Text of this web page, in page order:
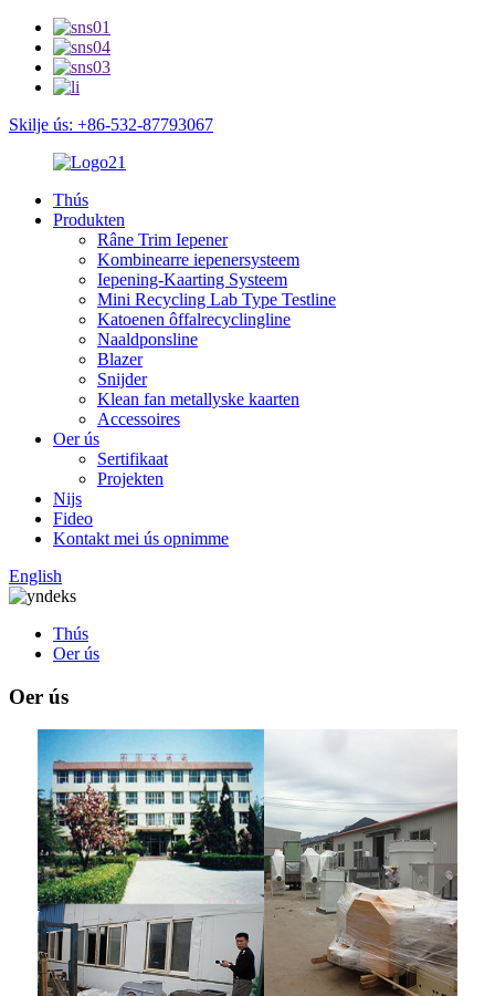
Skilje ús: +86-532-87793067
Thús
Produkten
Râne Trim Iepener
Kombinearre iepenersysteem
Iepening-Kaarting Systeem
Mini Recycling Lab Type Testline
Katoenen ôffalrecyclingline
Naaldponsline
Blazer
Snijder
Klean fan metallyske kaarten
Accessoires
Oer ús
Sertifikaat
Projekten
Nijs
Fideo
Kontakt mei ús opnimme
English
Thús
Oer ús
Oer ús